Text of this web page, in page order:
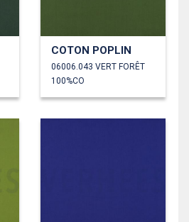
COTON POPLIN
06006.043 VERT FORÊT
100%CO